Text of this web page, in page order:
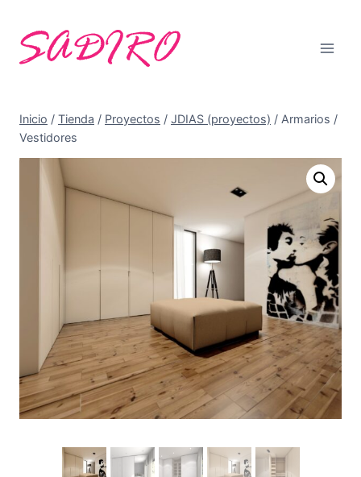
contenido
Inicio / Tienda / Proyectos / JDIAS (proyectos) / Armarios /
Vestidores